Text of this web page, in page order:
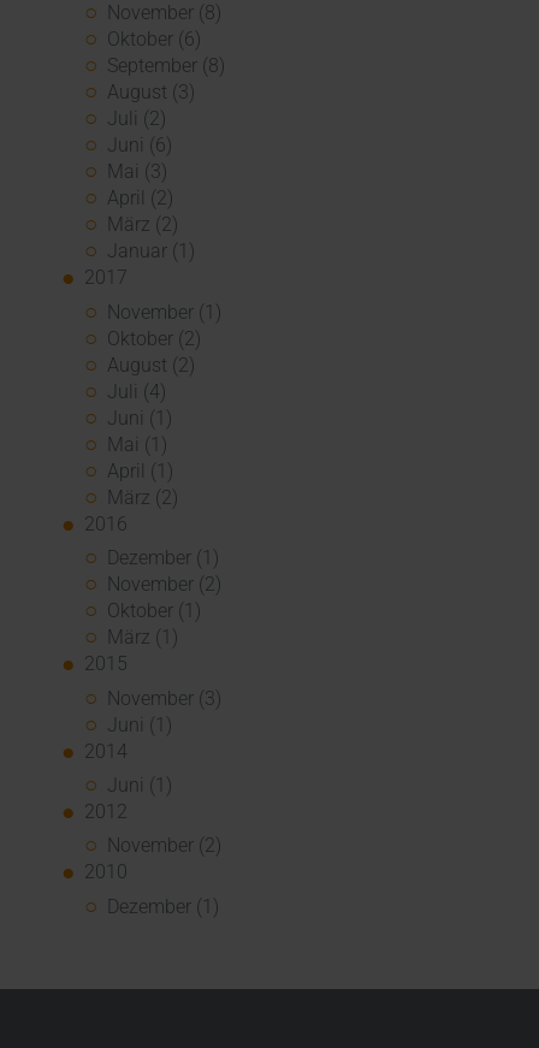
November (8)
Oktober (6)
September (8)
August (3)
Juli (2)
Juni (6)
Mai (3)
April (2)
März (2)
Januar (1)
2017
November (1)
Oktober (2)
August (2)
Juli (4)
Juni (1)
Mai (1)
April (1)
März (2)
2016
Dezember (1)
November (2)
Oktober (1)
März (1)
2015
November (3)
Juni (1)
2014
Juni (1)
2012
November (2)
2010
Dezember (1)